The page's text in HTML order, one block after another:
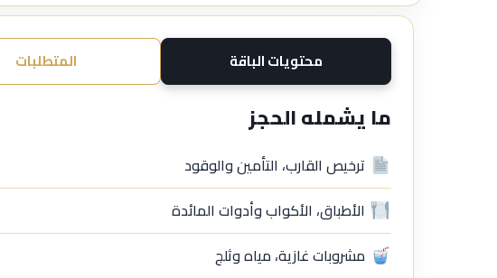
محتويات الباقة المتطلبات
ما يشمله الحجز
ترخيص القارب، التأمين والوقود
الأطباق، الأكواب وأدوات المائدة
مشروبات غازية، مياه وثلج